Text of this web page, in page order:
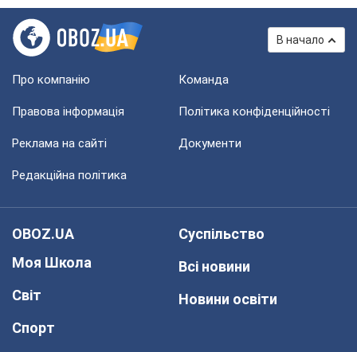
В начало
Про компанію Команда
Правова інформація Політика конфіденційності
Реклама на сайті Документи
Редакційна політика
OBOZ.UA
Моя Школа
Світ
Спорт
Суспільство
Всі новини
Новини освіти